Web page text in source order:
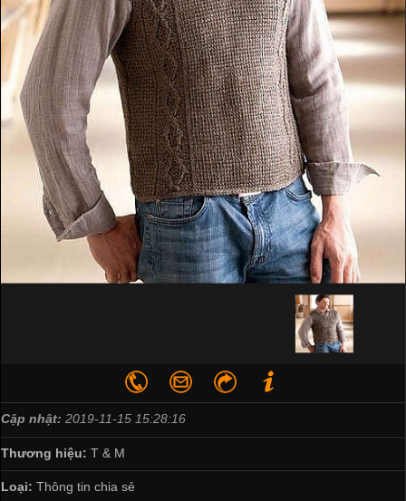
Cập nhật: 2019-11-15 15:28:16
Thương hiệu: T & M
Loại: Thông tin chia sẻ